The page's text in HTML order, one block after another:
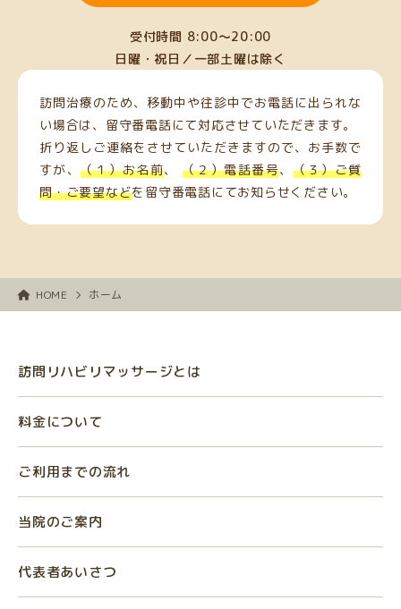
受付時間 8:00〜20:00
日曜・祝日／一部土曜は除く
訪問治療のため、移動中や往診中でお電話に出られな
い場合は、留守番電話にて対応させていただきます。
折り返しご連絡をさせていただきますので、お手数で
すが、（１）お名前、 （２）電話番号、 （３）ご質
問・ご要望などを留守番電話にてお知らせください。
HOME ホーム
訪問リハビリマッサージとは
料金について
ご利用までの流れ
当院のご案内
代表者あいさつ